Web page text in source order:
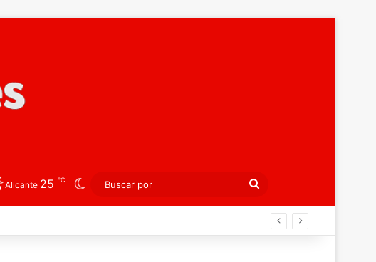
Alicante 25 ℃ Switch skin
Buscar
por
lucharán ahora por el bronce europeo